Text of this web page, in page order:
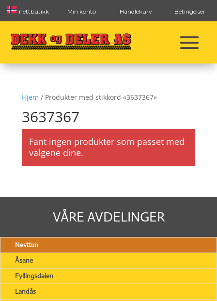
nettbutikk Min konto Handlekurv Betingelser
Hjem / Produkter med stikkord «3637367»
3637367
Fant ingen produkter som passet med
valgene dine.
VÅRE AVDELINGER
Nesttun
Åsane
Fyllingsdalen
Landås